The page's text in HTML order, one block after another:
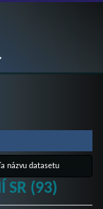
SR (93)